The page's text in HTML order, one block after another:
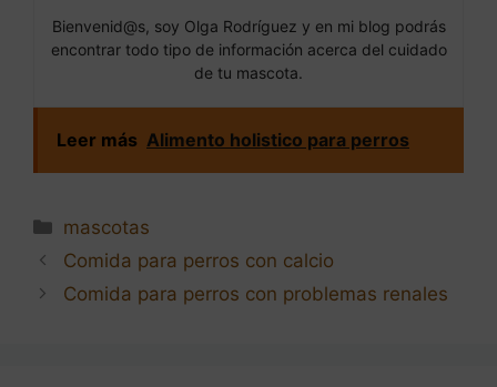
Bienvenid@s, soy Olga Rodríguez y en mi blog podrás
encontrar todo tipo de información acerca del cuidado
de tu mascota.
Leer más Alimento holistico para perros
Categorías
mascotas
Navegación
de
Comida para perros con calcio
Comida para perros con problemas renales